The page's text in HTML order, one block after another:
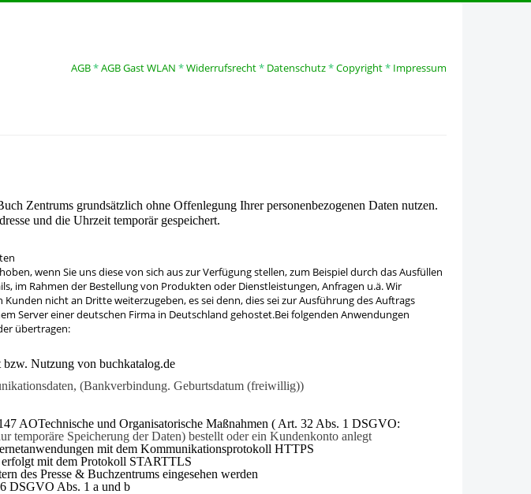
AGB*AGB Gast WLAN *Widerrufsrecht* Datenschutz*Copyright* Impressum
Zentrums grundsätzlich ohne Offenlegung Ihrer personenbezogenen Daten nutzen.
und die Uhrzeit temporär gespeichert.
wenn Sie uns diese von sich aus zur Verfügung stellen, zum Beispiel durch das Ausfüllen
im Rahmen der Bestellung von Produkten oder Dienstleistungen, Anfragen u.ä. Wir
nicht an Dritte weiterzugeben, es sei denn, dies sei zur Ausführung des Auftrags
Server einer deutschen Firma in Deutschland gehostet.Bei folgenden Anwendungen
übertragen:
Nutzung von buchkatalog.de
(Bankverbindung. Geburtsdatum (freiwillig))
AOTechnische und Organisatorische Maßnahmen ( Art. 32 Abs. 1 DSGVO:
temporäre Speicherung der Daten) bestellt oder ein Kundenkonto anlegt
mit dem Kommunikationsprotokoll HTTPS
mit dem Protokoll STARTTLS
des Presse & Buchzentrums eingesehen werden
DSGVO Abs. 1 a und b